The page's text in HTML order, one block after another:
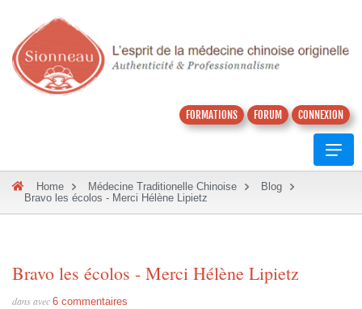
FORMATIONS FORUM CONNEXION
Home Médecine Traditionelle Chinoise
Blog
Bravo les écolos - Merci Hélène Lipietz
Bravo les écolos - Merci Hélène Lipietz
dans avec 6 commentaires